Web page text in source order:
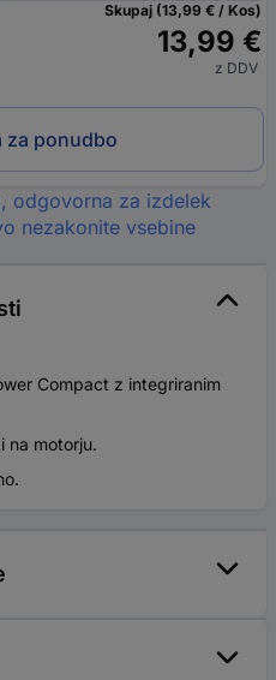
Skupaj (13,99 € / Kos)
13,99 €
z DDV
za ponudbo
odgovorna za izdelek
nezakonite vsebine
Compact z integriranim
na motorju.